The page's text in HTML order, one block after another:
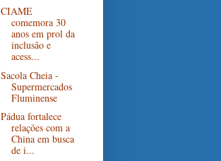
CIAME
comemora 30
anos em prol da
inclusão e
acess...
Sacola Cheia -
Supermercados
Fluminense
Pádua fortalece
relações com a
China em busca
de i...